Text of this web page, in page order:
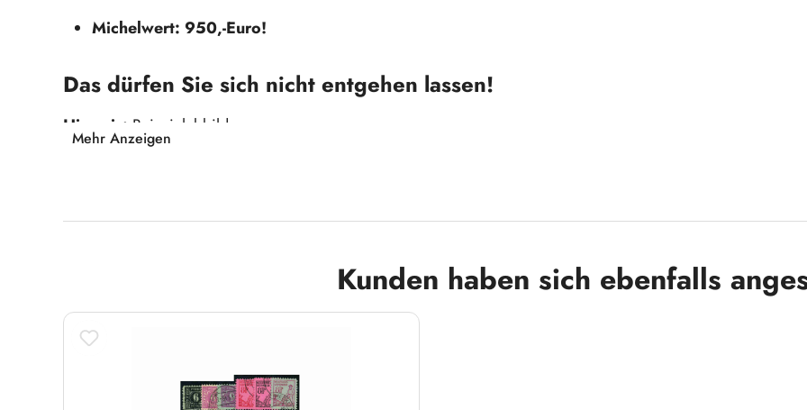
Michelwert: 950,-Euro!
Das dürfen Sie sich nicht entgehen lassen!
Hinweis: Beispielabbildung
Mehr Anzeigen
Kunden haben sich ebenfalls